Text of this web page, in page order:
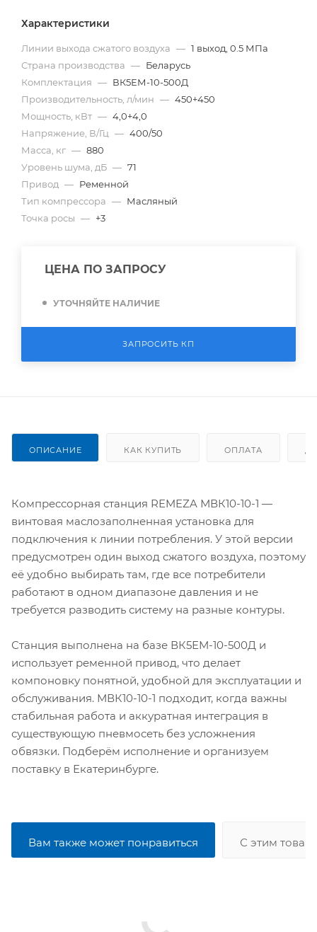
Характеристики
Линии выхода сжатого воздуха — 1 выход, 0.5 МПа
Страна производства — Беларусь
Комплектация — ВК5ЕМ-10-500Д
Производительность, л/мин — 450+450
Мощность, кВт — 4,0+4,0
Напряжение, В/Гц — 400/50
Масса, кг — 880
Уровень шума, дБ — 71
Привод — Ременной
Тип компрессора — Масляный
Точка росы — +3
ЦЕНА ПО ЗАПРОСУ
УТОЧНЯЙТЕ НАЛИЧИЕ
ЗАПРОСИТЬ КП
ОПИСАНИЕ КАК КУПИТЬ ОПЛАТА
Компрессорная станция REMEZA МВК10-10-1 —
винтовая маслозаполненная установка для
подключения к линии потребления. У этой версии
предусмотрен один выход сжатого воздуха, поэтому
её удобно выбирать там, где все потребители
работают в одном диапазоне давления и не
требуется разводить систему на разные контуры.
Станция выполнена на базе ВК5ЕМ-10-500Д и
использует ременной привод, что делает
компоновку понятной, удобной для эксплуатации и
обслуживания. МВК10-10-1 подходит, когда важны
стабильная работа и аккуратная интеграция в
существующую пневмосеть без усложнения
обвязки. Подберём исполнение и организуем
поставку в Екатеринбурге.
Вам также может понравиться С этим